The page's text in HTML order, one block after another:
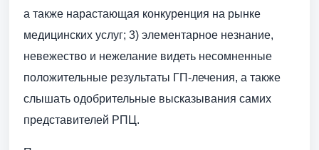
а также нарастающая конкуренция на рынке
медицинских услуг; 3) элементарное незнание,
невежество и нежелание видеть несомненные
положительные результаты ГП-лечения, а также
слышать одобрительные высказывания самих
представителей РПЦ.